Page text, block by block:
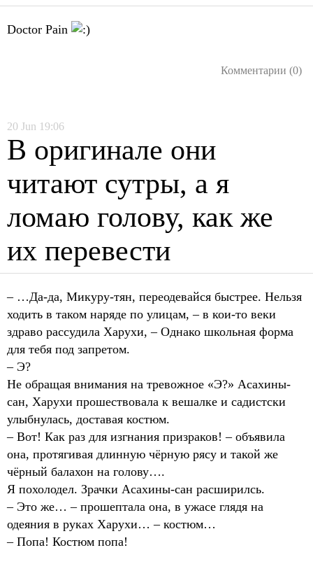
Doctor Pain
Комментарии (0)
20 Jun 19:06
В оригинале они
читают сутры, а я
ломаю голову, как же
их перевести
– …Да-да, Микуру-тян, переодевайся быстрее. Нельзя
ходить в таком наряде по улицам, – в кои-то веки
здраво рассудила Харухи, – Однако школьная форма
для тебя под запретом.
– Э?
Не обращая внимания на тревожное «Э?» Асахины-
сан, Харухи прошествовала к вешалке и садистски
улыбнулась, доставая костюм.
– Вот! Как раз для изгнания призраков! – объявила
она, протягивая длинную чёрную рясу и такой же
чёрный балахон на голову….
Я похолодел. Зрачки Асахины-сан расширилсь.
– Это же… – прошептала она, в ужасе глядя на
одеяния в руках Харухи… – костюм…
– Попа! Костюм попа!